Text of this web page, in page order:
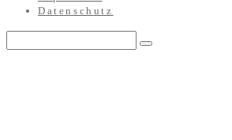
Datenschutz